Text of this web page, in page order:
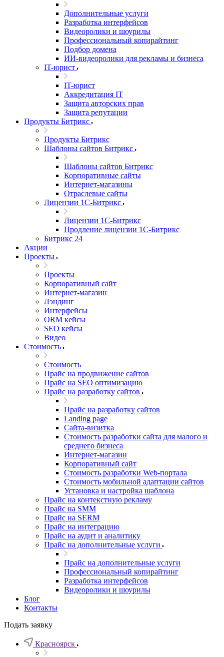
Дополнительные услуги
Разработка интерфейсов
Видеоролики и шоурилы
Профессиональный копирайтинг
Подбор домена
ИИ-видеоролики для рекламы и бизнеса
IT-юрист
IT-юрист
Аккредитация IT
Защита авторских прав
Защита репутации
Продукты Битрикс
Продукты Битрикс
Шаблоны сайтов Битрикс
Шаблоны сайтов Битрикс
Корпоративные сайты
Интернет-магазины
Отраслевые сайты
Лицензии 1С-Битрикс
Лицензии 1С-Битрикс
Продление лицензии 1С-Битрикс
Битрикс 24
Акции
Проекты
Проекты
Корпоративный сайт
Интернет-магазин
Лэндинг
Интерфейсы
ORM кейсы
SEO кейсы
Видео
Стоимость
Стоимость
Прайс на продвижение сайтов
Прайс на SEO оптимизацию
Прайс на разработку сайтов
Прайс на разработку сайтов
Landing page
Cайта-визитка
Стоимость разработки сайта для малого и
среднего бизнеса
Интернет-магазин
Корпоративный сайт
Стоимость разработки Web-портала
Стоимость мобильной адаптации сайтов
Установка и настройка шаблона
Прайс на контекстную рекламу
Прайс на SMM
Прайс на SERM
Прайс на интеграцию
Прайс на аудит и аналитику
Прайс на дополнительные услуги
Прайс на дополнительные услуги
Профессиональный копирайтинг
Разработка интерфейсов
Видеоролики и шоурилы
Блог
Контакты
Подать заявку
Красноярск